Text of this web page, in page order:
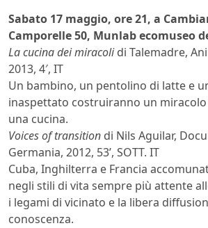
Sabato 17 maggio, ore 21, a
Camporelle 50, Munlab ecomuseo
La cucina dei miracolidi Talemadre,
2013, 4′, IT
Un bambino, un pentolino di latte e
inaspettato costruiranno un
una cucina.
Voices of transition di Nils Aguilar,
Germania, 2012, 53’, SOTT. IT
Cuba, Inghilterra e Francia
negli stili di vita sempre più attente
i legami di vicinato e la libera
conoscenza.